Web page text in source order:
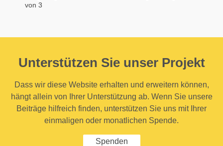
von 3
Unterstützen Sie unser Projekt
Dass wir diese Website erhalten und erweitern können,
hängt allein von Ihrer Unterstützung ab. Wenn Sie unsere
Beiträge hilfreich finden, unterstützen Sie uns mit Ihrer
einmaligen oder monatlichen Spende.
Spenden